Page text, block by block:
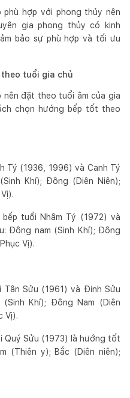
phù hợp với phong thủy nên
gia phong thủy có kinh
bảo sự phù hợp và tối ưu
tuổi gia chủ
đặt theo tuổi âm của gia
chọn hướng bếp tốt theo
Tý (1936, 1996) và Canh Tý
Khí); Đông (Diên Niên);
tuổi Nhâm Tý (1972) và
Đông nam (Sinh Khí); Đông
Vị).
Sửu (1961) và Đinh Sửu
Khí); Đông Nam (Diên
Vị).
Quý Sửu (1973) là hướng tốt
(Thiên y); Bắc (Diên niên);